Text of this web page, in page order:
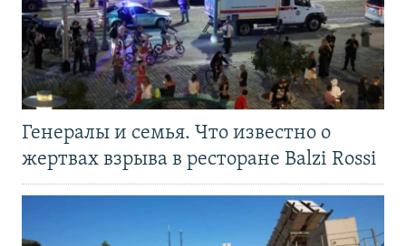
Генералы и семья. Что известно о
жертвах взрыва в ресторане Balzi Rossi